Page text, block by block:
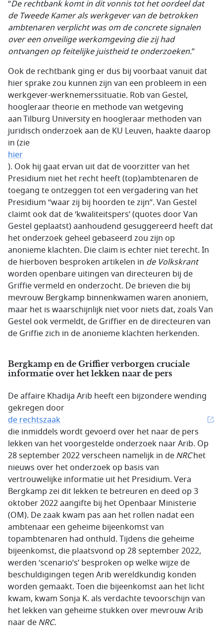
“De rechtbank komt in dit vonnis tot het oordeel dat
de Tweede Kamer als werkgever van de betrokken
ambtenaren verplicht was om de concrete signalen
over een onveilige werkomgeving die zij had
ontvangen op feitelijke juistheid te onderzoeken.”
Ook de rechtbank ging er dus bij voorbaat vanuit dat
hier sprake zou kunnen zijn van een probleem in een
werkgever-werknemerssituatie. Rob van Gestel,
hoogleraar theorie en methode van wetgeving
aan Tilburg University en hoogleraar methoden van
juridisch onderzoek aan de KU Leuven, haakte daarop
in (zie
hier
). Ook hij gaat ervan uit dat de voorzitter van het
Presidium niet het recht heeft (top)ambtenaren de
toegang te ontzeggen tot een vergadering van het
Presidium “waar zij bij hoorden te zijn”. Van Gestel
claimt ook dat de ‘kwaliteitspers’ (quotes door Van
Gestel geplaatst) aanhoudend gesuggereerd heeft dat
het onderzoek geheel gebaseerd zou zijn op
anonieme klachten. Die claim is echter niet terecht. In
de hierboven besproken artikelen in de Volkskrant
worden openbare uitingen van directeuren bij de
Griffie vermeld en onderzocht. De brieven die bij
mevrouw Bergkamp binnenkwamen waren anoniem,
maar het is waarschijnlijk niet voor niets dat, zoals Van
Gestel ook vermeldt, de Griffier en de directeuren van
de Griffie zich in de anonieme klachten herkenden.
Bergkamp en de Griffier verborgen cruciale
informatie over het lekken naar de pers
De affaire Khadija Arib heeft een bijzondere wending
gekregen door
de rechtszaak
die inmiddels wordt gevoerd over het naar de pers
lekken van het voorgestelde onderzoek naar Arib. Op
28 september 2022 verscheen namelijk in deNRChet
nieuws over het onderzoek op basis van
vertrouwelijke informatie uit het Presidium. Vera
Bergkamp zei dit lekken te betreuren en deed op 3
oktober 2022 aangifte bij het Openbaar Ministerie
(OM). De zaak kwam pas aan het rollen nadat een
ambtenaar een geheime bijeenkomst van
topambtenaren had onthuld. Tijdens die geheime
bijeenkomst, die plaatsvond op 28 september 2022,
werden ‘scenario’s’ besproken op welke wijze de
beschuldigingen tegen Arib wereldkundig konden
worden gemaakt. Toen die bijeenkomst aan het licht
kwam, kwam Sonja K. als verdachte tevoorschijn van
het lekken van geheime stukken over mevrouw Arib
naar deNRC.